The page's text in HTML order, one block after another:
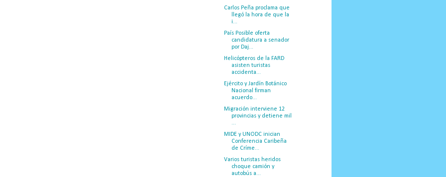
Carlos Peña proclama que
llegó la hora de que la
i...
País Posible oferta
candidatura a senador
por Daj...
Helicópteros de la FARD
asisten turistas
accidenta...
Ejército y Jardín Botánico
Nacional firman
acuerdo...
Migración interviene 12
provincias y detiene mil
...
MIDE y UNODC inician
Conferencia Caribeña
de Críme...
Varios turistas heridos
choque camión y
autobús a...